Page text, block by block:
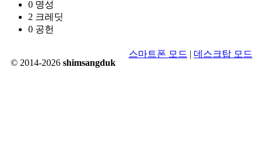
0 명성
2 크레딧
0 공헌
© 2014-2026 shimsangduk
스마트폰 모드 | 데스크탑 모드